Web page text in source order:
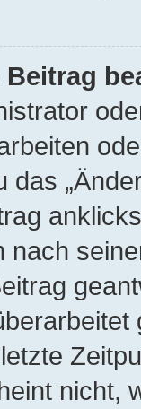
das
nach
nicht,